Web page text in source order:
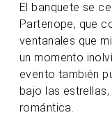
El banquete se
Partenope, que
ventanales que
un momento
evento también
bajo las
romántica.